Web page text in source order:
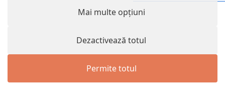
0733 281 249
Luni - Vineri 10:00 > 16:00
Mai multe opțiuni
Dezactivează totul
Permite totul